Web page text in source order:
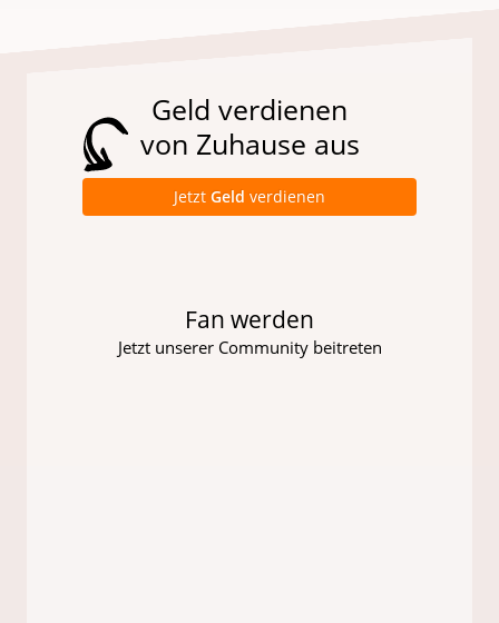
Geld verdienen
von Zuhause aus
Jetzt Geld verdienen
Fan werden
Jetzt unserer Community beitreten